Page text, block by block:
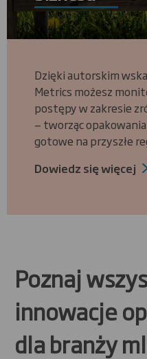
Dzięki autorskim
Metrics możesz
postępy w zakresie
— tworząc
gotowe na przyszłe
Dowiedz się więcej
Poznaj
innowacje
dla branży